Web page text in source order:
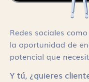
Redes sociales
la oportunidad de
potencial que
Y tú, ¿quieres